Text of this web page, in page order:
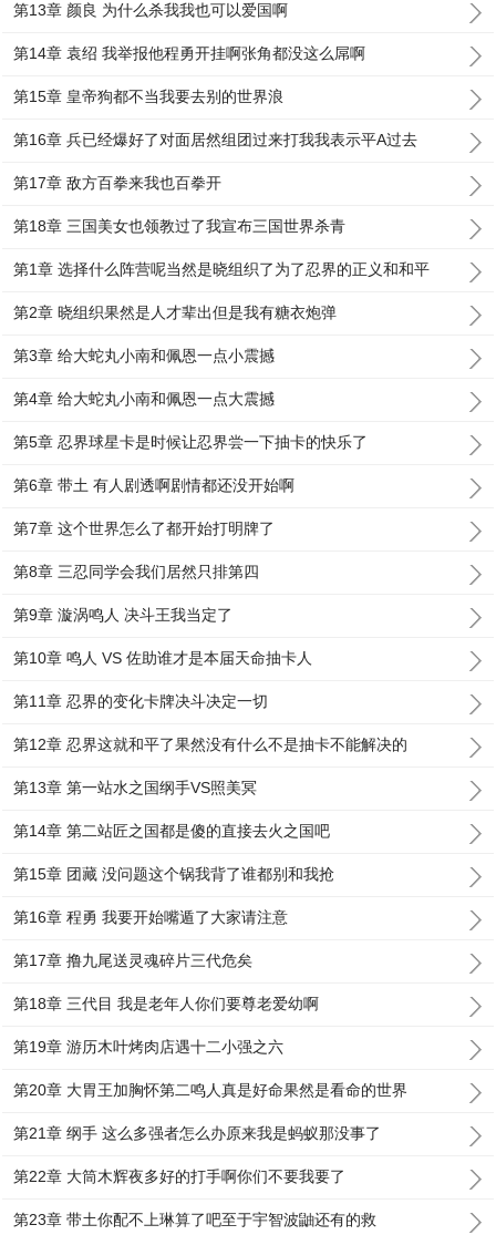
第13章 颜良 为什么杀我我也可以爱国啊
第14章 袁绍 我举报他程勇开挂啊张角都没这么屌啊
第15章 皇帝狗都不当我要去别的世界浪
第16章 兵已经爆好了对面居然组团过来打我我表示平A过去
第17章 敌方百拳来我也百拳开
第18章 三国美女也领教过了我宣布三国世界杀青
第1章 选择什么阵营呢当然是晓组织了为了忍界的正义和和平
第2章 晓组织果然是人才辈出但是我有糖衣炮弹
第3章 给大蛇丸小南和佩恩一点小震撼
第4章 给大蛇丸小南和佩恩一点大震撼
第5章 忍界球星卡是时候让忍界尝一下抽卡的快乐了
第6章 带土 有人剧透啊剧情都还没开始啊
第7章 这个世界怎么了都开始打明牌了
第8章 三忍同学会我们居然只排第四
第9章 漩涡鸣人 决斗王我当定了
第10章 鸣人 VS 佐助谁才是本届天命抽卡人
第11章 忍界的变化卡牌决斗决定一切
第12章 忍界这就和平了果然没有什么不是抽卡不能解决的
第13章 第一站水之国纲手VS照美冥
第14章 第二站匠之国都是傻的直接去火之国吧
第15章 团藏 没问题这个锅我背了谁都别和我抢
第16章 程勇 我要开始嘴遁了大家请注意
第17章 撸九尾送灵魂碎片三代危矣
第18章 三代目 我是老年人你们要尊老爱幼啊
第19章 游历木叶烤肉店遇十二小强之六
第20章 大胃王加胸怀第二鸣人真是好命果然是看命的世界
第21章 纲手 这么多强者怎么办原来我是蚂蚁那没事了
第22章 大筒木辉夜多好的打手啊你们不要我要了
第23章 带土你配不上琳算了吧至于宇智波鼬还有的救